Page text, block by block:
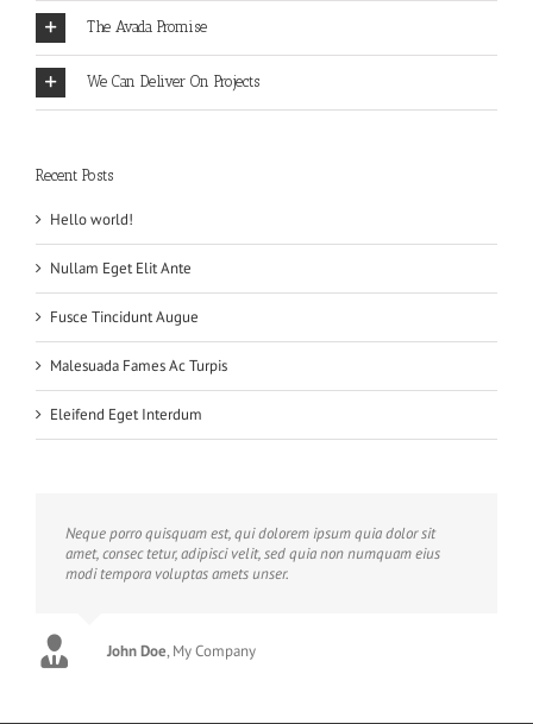
The Avada Promise
We Can Deliver On Projects
Recent Posts
Hello world!
Nullam Eget Elit Ante
Fusce Tincidunt Augue
Malesuada Fames Ac Turpis
Eleifend Eget Interdum
Neque porro quisquam est, qui dolorem ipsum quia dolor sit
amet, consec tetur, adipisci velit, sed quia non numquam eius
modi tempora voluptas amets unser.
John Doe,My Company